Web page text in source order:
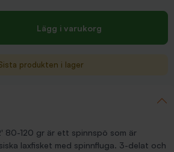
Lägg i varukorg
produkten i lager
80-120 gr är ett spinnspö som är
laxfisket med spinnfluga. 3-delat och